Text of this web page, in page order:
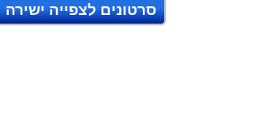
סרטונים לצפייה ישירה